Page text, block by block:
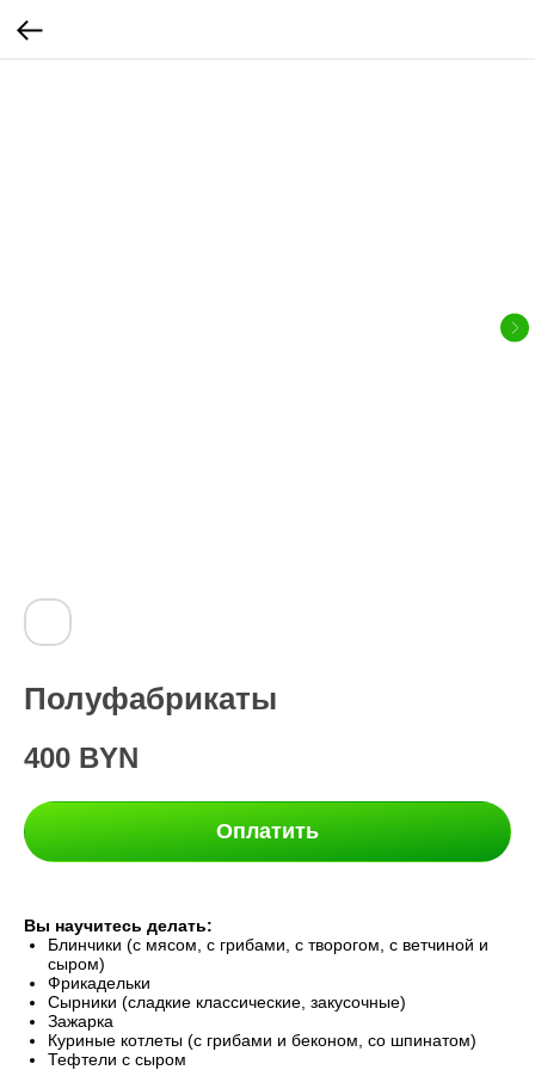
Полуфабрикаты
400 BYN
Оплатить
Вы научитесь делать:
Блинчики (с мясом, с грибами, с творогом, с ветчиной и
сыром)
Фрикадельки
Сырники (сладкие классические, закусочные)
Зажарка
Куриные котлеты (с грибами и беконом, со шпинатом)
Тефтели с сыром